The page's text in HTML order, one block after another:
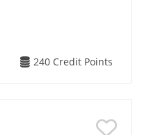
240 Credit Points